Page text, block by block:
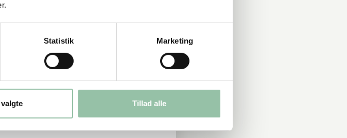
Statistik Marketing
Tillad alle